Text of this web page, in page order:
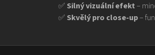
✅ Silný vizuální efekt–
✅ Skvělý pro close-up–